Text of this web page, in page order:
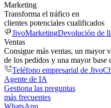
Marketing
Transforma el tráfico en
clientes potenciales cualificados
JivoMarketingDevolución de
Ventas
Consigue más ventas, un mayor
de los pedidos y una mayor base
Teléfono empresarial de
Agente de IA
Gestiona las preguntas
más frecuentes
WhatsApp